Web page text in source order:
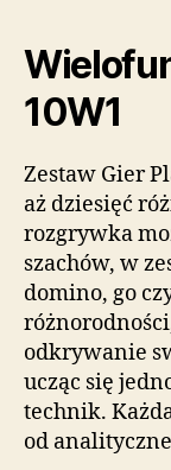
10W1
Zestaw Gier
aż dziesięć
rozgrywka
szachów, w
domino, go
odkrywanie
ucząc się
technik.
od